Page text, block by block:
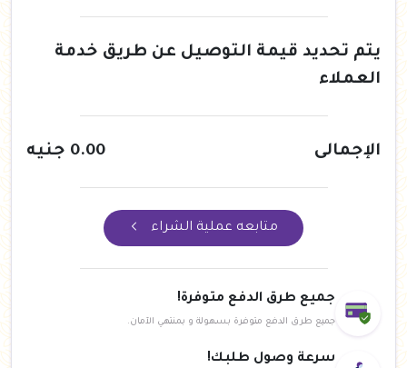
يتم تحديد قيمة التوصيل عن طريق خدمة
العملاء
الإجمالى 0.00 جنيه
متابعه عملية الشراء
جميع طرق الدفع متوفرة!
جميع طرق الدفع متوفرة بسهولة و بمنتهي الآمان.
سرعة وصول طلبك!